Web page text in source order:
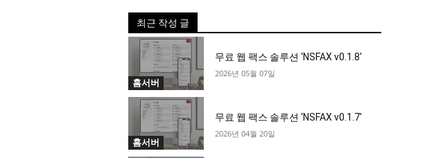
최근 작성 글
홈서버
무료 웹 팩스 솔루션 ‘NSFAX v0.1.8′
2026년 05월 07일
홈서버
무료 웹 팩스 솔루션 ‘NSFAX v0.1.7′
2026년 04월 20일